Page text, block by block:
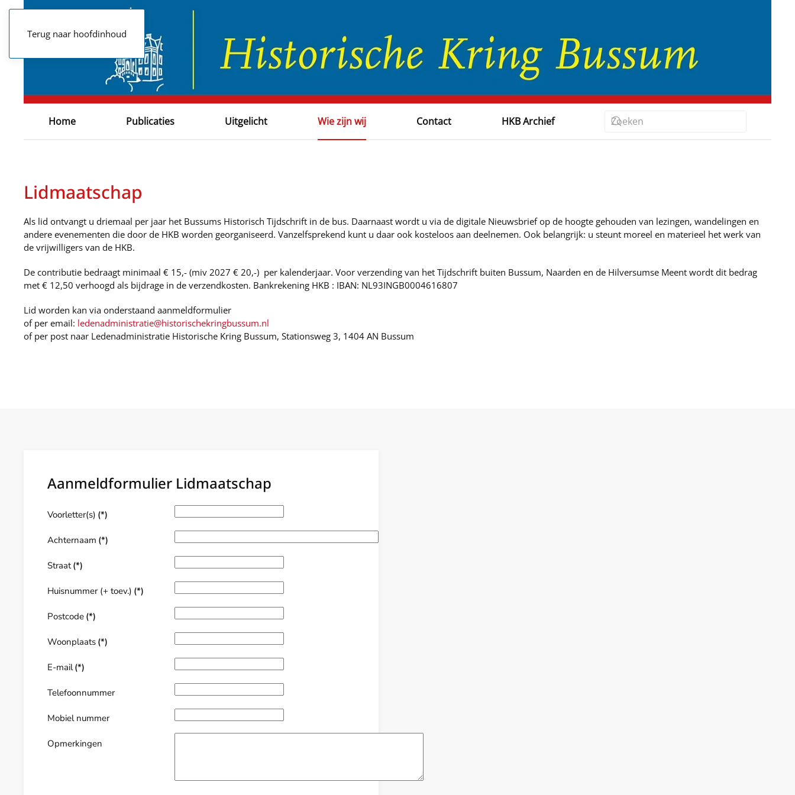
Terug naar hoofdinhoud
Home Publicaties Uitgelicht Wie zijn wij Contact HKB Archief
Lidmaatschap
Als lid ontvangt u driemaal per jaar het Bussums Historisch Tijdschrift in de bus. Daarnaast wordt u via de digitale Nieuwsbrief op de hoogte gehouden van lezingen, wandelingen en
andere evenementen die door de HKB worden georganiseerd. Vanzelfsprekend kunt u daar ook kosteloos aan deelnemen. Ook belangrijk: u steunt moreel en materieel het werk van
de vrijwilligers van de HKB.
De contributie bedraagt minimaal € 15,- (miv 2027 € 20,-) per kalenderjaar. Voor verzending van het Tijdschrift buiten Bussum, Naarden en de Hilversumse Meent wordt dit bedrag
met € 12,50 verhoogd als bijdrage in de verzendkosten. Bankrekening HKB : IBAN: NL93INGB0004616807
Lid worden kan via onderstaand aanmeldformulier
of per email: ledenadministratie@historischekringbussum.nl
of per post naar Ledenadministratie Historische Kring Bussum, Stationsweg 3, 1404 AN Bussum
Aanmeldformulier Lidmaatschap
Voorletter(s) (*)
Achternaam (*)
Straat (*)
Huisnummer (+ toev.) (*)
Postcode (*)
Woonplaats (*)
E-mail (*)
Telefoonnummer
Mobiel nummer
Opmerkingen